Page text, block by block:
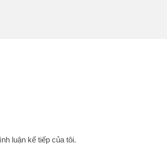
luận kế tiếp của tôi.